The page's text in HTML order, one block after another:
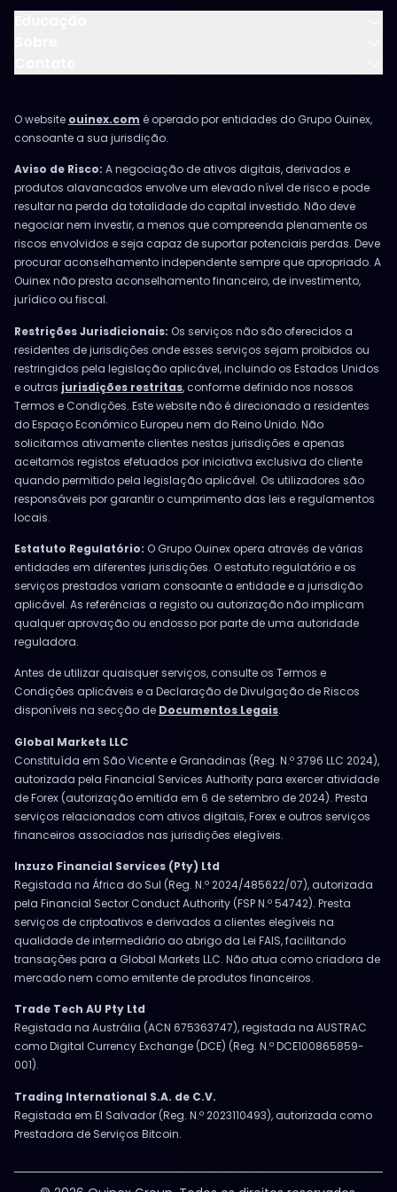
O website ouinex.com é operado por entidades do Grupo Ouinex,
consoante a sua jurisdição.
Aviso de Risco: A negociação de ativos digitais, derivados e
produtos alavancados envolve um elevado nível de risco e pode
resultar na perda da totalidade do capital investido. Não deve
negociar nem investir, a menos que compreenda plenamente os
riscos envolvidos e seja capaz de suportar potenciais perdas. Deve
procurar aconselhamento independente sempre que apropriado. A
Ouinex não presta aconselhamento financeiro, de investimento,
jurídico ou fiscal.
Restrições Jurisdicionais: Os serviços não são oferecidos a
residentes de jurisdições onde esses serviços sejam proibidos ou
restringidos pela legislação aplicável, incluindo os Estados Unidos
e outras jurisdições restritas, conforme definido nos nossos
Termos e Condições. Este website não é direcionado a residentes
do Espaço Económico Europeu nem do Reino Unido. Não
solicitamos ativamente clientes nestas jurisdições e apenas
aceitamos registos efetuados por iniciativa exclusiva do cliente
quando permitido pela legislação aplicável. Os utilizadores são
responsáveis por garantir o cumprimento das leis e regulamentos
locais.
Estatuto Regulatório: O Grupo Ouinex opera através de várias
entidades em diferentes jurisdições. O estatuto regulatório e os
serviços prestados variam consoante a entidade e a jurisdição
aplicável. As referências a registo ou autorização não implicam
qualquer aprovação ou endosso por parte de uma autoridade
reguladora.
Antes de utilizar quaisquer serviços, consulte os Termos e
Condições aplicáveis e a Declaração de Divulgação de Riscos
disponíveis na secção de Documentos Legais.
Global Markets LLC
Constituída em São Vicente e Granadinas (Reg. N.º 3796 LLC 2024),
autorizada pela Financial Services Authority para exercer atividade
de Forex (autorização emitida em 6 de setembro de 2024). Presta
serviços relacionados com ativos digitais, Forex e outros serviços
financeiros associados nas jurisdições elegíveis.
Inzuzo Financial Services (Pty) Ltd
Registada na África do Sul (Reg. N.º 2024/485622/07), autorizada
pela Financial Sector Conduct Authority (FSP N.º 54742). Presta
serviços de criptoativos e derivados a clientes elegíveis na
qualidade de intermediário ao abrigo da Lei FAIS, facilitando
transações para a Global Markets LLC. Não atua como criadora de
mercado nem como emitente de produtos financeiros.
Trade Tech AU Pty Ltd
Registada na Austrália (ACN 675363747), registada na AUSTRAC
como Digital Currency Exchange (DCE) (Reg. N.º DCE100865859-
001).
Trading International S.A. de C.V.
Registada em El Salvador (Reg. N.º 2023110493), autorizada como
Prestadora de Serviços Bitcoin.